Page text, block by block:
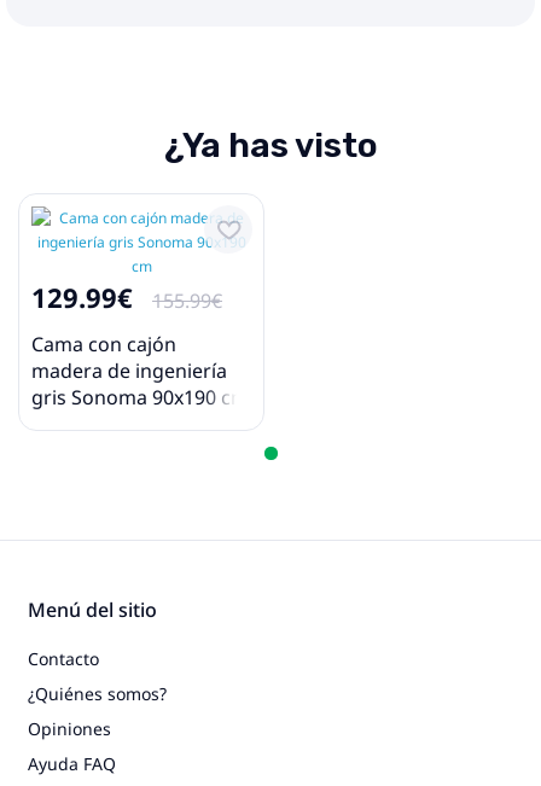
¿Ya has visto
129.99€
155.99€
Cama con cajón
madera de ingeniería
gris Sonoma 90x190 cm
Menú del sitio
Contacto
¿Quiénes somos?
Opiniones
Ayuda FAQ